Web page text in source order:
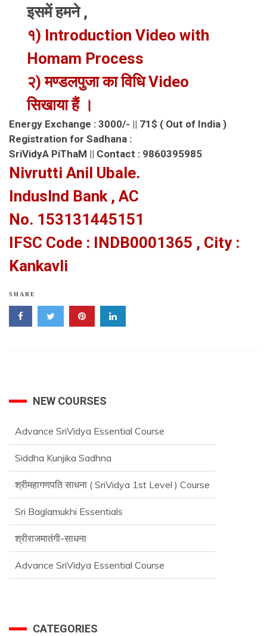
इसमें हमने ,
१) Introduction Video with
Homam Process
२) मण्डलपुजा का विधि Video
सिखाया हैं ।
Energy Exchange : 3000/- || 71$ ( Out of India )
Registration for Sadhana :
SriVidyA PiThaM || Contact : 9860395985
Nivrutti Anil Ubale.
Induslnd Bank , AC
No. 153131445151
IFSC Code : INDB0001365 , City :
Kankavli
SHARE
NEW COURSES
Siddha Kunjika Sadhna
श्रीमहागणपति साधना ( SriVidya 1st Level ) Course
Sri Baglamukhi Essentials
श्रीराजमातंगी-साधना
Advance SriVidya Essential Course
CATEGORIES